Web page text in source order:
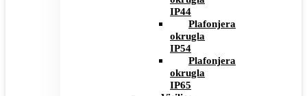
IP44
Plafonjera
okrugla
IP54
Plafonjera
okrugla
IP65